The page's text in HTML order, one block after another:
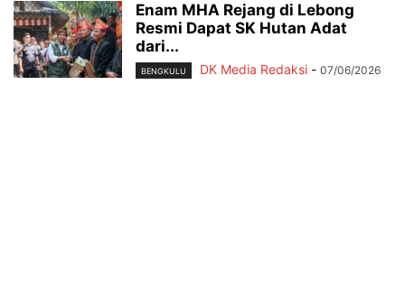
Enam MHA Rejang di Lebong
Resmi Dapat SK Hutan Adat
dari...
BENGKULU DK Media Redaksi - 07/06/2026